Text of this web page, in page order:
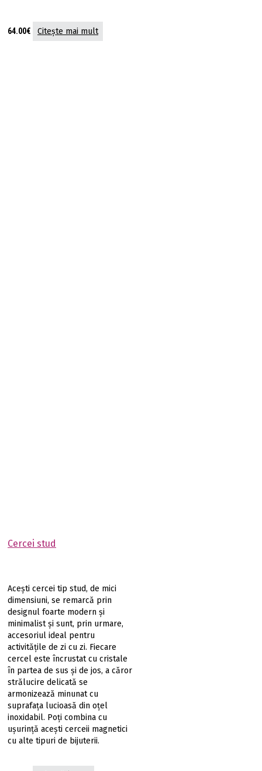
64.00€ Citește mai mult
Cercei stud
Acești cercei tip stud, de mici
dimensiuni, se remarcă prin
designul foarte modern și
minimalist și sunt, prin urmare,
accesoriul ideal pentru
activităţile de zi cu zi. Fiecare
cercel este încrustat cu cristale
în partea de sus și de jos, a căror
strălucire delicată se
armonizează minunat cu
suprafața lucioasă din oțel
inoxidabil. Poți combina cu
ușurință aceşti cerceii magnetici
cu alte tipuri de bijuterii.